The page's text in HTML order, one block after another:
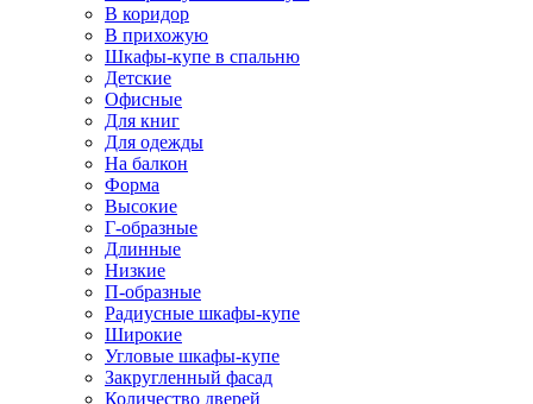
В коридор
В прихожую
Шкафы-купе в спальню
Детские
Офисные
Для книг
Для одежды
На балкон
Форма
Высокие
Г-образные
Длинные
Низкие
П-образные
Радиусные шкафы-купе
Широкие
Угловые шкафы-купе
Закругленный фасад
Количество дверей